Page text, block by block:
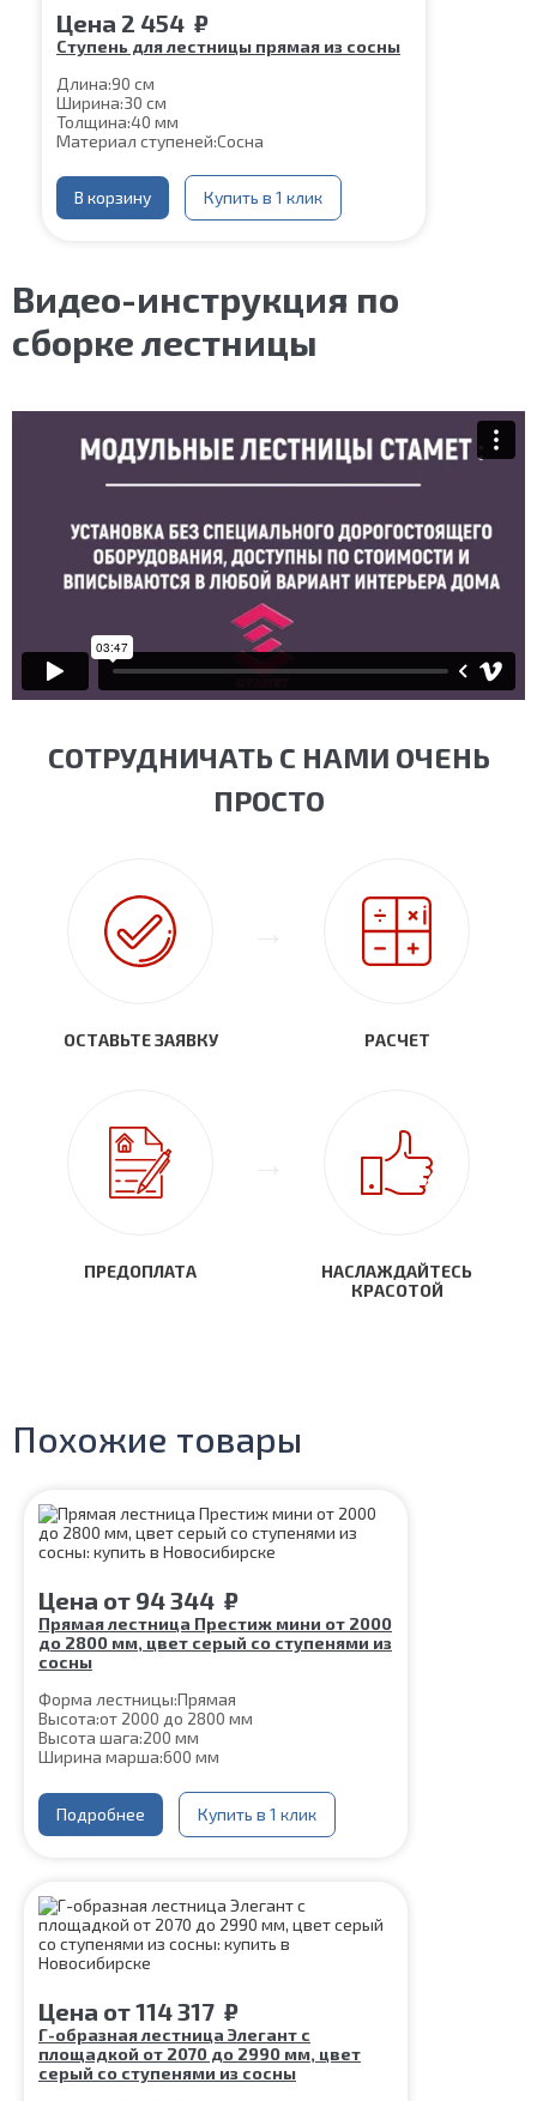
Цена 2 454 ₽
Ступень для лестницы прямая из сосны
Длина:90 см
Ширина:30 см
Толщина:40 мм
Материал ступеней:Сосна
В корзину Купить в 1 клик
Видео-инструкция по
сборке лестницы
СОТРУДНИЧАТЬ С НАМИ ОЧЕНЬ
ПРОСТО
ОСТАВЬТЕ ЗАЯВКУ РАСЧЕТ
ПРЕДОПЛАТА
НАСЛАЖДАЙТЕСЬ
КРАСОТОЙ
Похожие товары
Цена от 94 344 ₽
Прямая лестница Престиж мини от 2000
до 2800 мм, цвет серый со ступенями из
сосны
Форма лестницы:Прямая
Высота:от 2000 до 2800 мм
Высота шага:200 мм
Ширина марша:600 мм
Толщина ступени:40 мм
Угол наклона:
Глубина ступени:
300 мм
Срок гарантии (на металлокаркас):
Подробнее Купить в 1 клик
Цена от114 317 ₽
Г-образная лестница Элегант с
площадкой от 2070 до 2990 мм, цвет
серый со ступенями из сосны